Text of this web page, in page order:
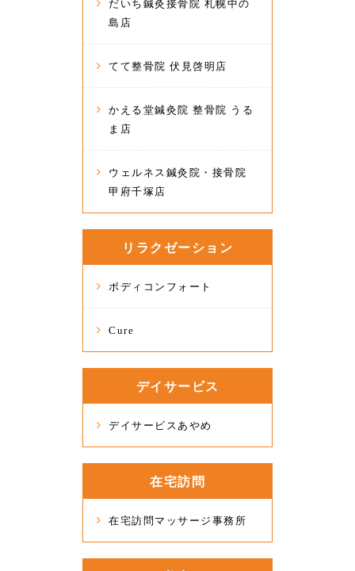
だいち鍼灸接骨院 札幌中の
島店
てて整骨院 伏見啓明店
かえる堂鍼灸院 整骨院 うる
ま店
ウェルネス鍼灸院・接骨院
甲府千塚店
リラクゼーション
ボディコンフォート
Cure
デイサービス
デイサービスあやめ
在宅訪問
在宅訪問マッサージ事務所